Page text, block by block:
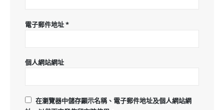
電子郵件地址*
個人網站網址
在瀏覽器中儲存顯示名稱、電子郵件地址及個人網站網